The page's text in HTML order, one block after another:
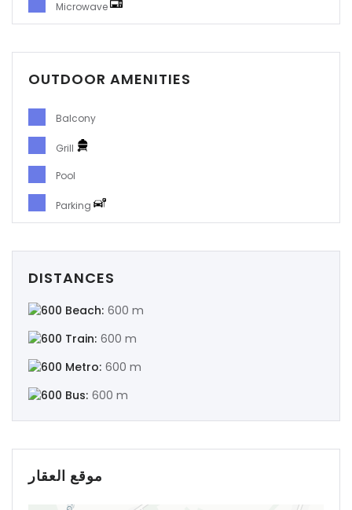
Microwave
OUTDOOR AMENITIES
Balcony
Grill
Pool
Parking
DISTANCES
Beach: 600 m
Train: 600 m
Metro: 600 m
Bus: 600 m
موقع العقار